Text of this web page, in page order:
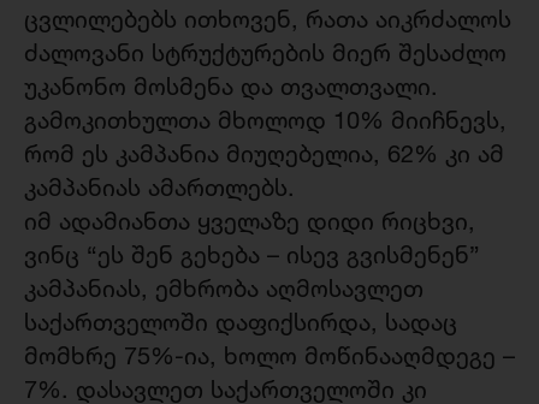
ცვლილებებს ითხოვენ, რათა აიკრძალოს
ძალოვანი სტრუქტურების მიერ შესაძლო
უკანონო მოსმენა და თვალთვალი.
გამოკითხულთა მხოლოდ 10% მიიჩნევს,
რომ ეს კამპანია მიუღებელია, 62% კი ამ
კამპანიას ამართლებს.
იმ ადამიანთა ყველაზე დიდი რიცხვი,
ვინც “ეს შენ გეხება – ისევ გვისმენენ”
კამპანიას, ემხრობა აღმოსავლეთ
საქართველოში დაფიქსირდა, სადაც
მომხრე 75%-ია, ხოლო მოწინააღმდეგე –
7%. დასავლეთ საქართველოში კი